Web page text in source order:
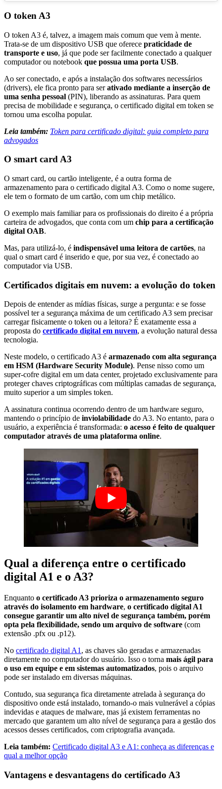
O token A3
O token A3 é, talvez, a imagem mais comum que vem à mente.
Trata-se de um dispositivo USB que oferece praticidade de
transporte e uso, já que pode ser facilmente conectado a qualquer
computador ou notebook que possua uma porta USB.
Ao ser conectado, e após a instalação dos softwares necessários
(drivers), ele fica pronto para serativado mediante a inserção de
uma senha pessoal (PIN), liberando as assinaturas. Para quem
precisa de mobilidade e segurança, o certificado digital em token se
tornou uma escolha popular.
Leia também: Token para certificado digital: guia completo para
advogados
O smart card A3
O smart card, ou cartão inteligente, é a outra forma de
armazenamento para o certificado digital A3. Como o nome sugere,
ele tem o formato de um cartão, com um chip metálico.
O exemplo mais familiar para os profissionais do direito é a própria
carteira de advogados, que conta com um chip para a certificação
digital OAB.
Mas, para utilizá-lo, é indispensável uma leitora de cartões, na
qual o smart card é inserido e que, por sua vez, é conectado ao
computador via USB.
Certificados digitais em nuvem: a evolução do token
Depois de entender as mídias físicas, surge a pergunta: e se fosse
possível ter a segurança máxima de um certificado A3 sem precisar
carregar fisicamente o token ou a leitora? É exatamente essa a
proposta do certificado digital em nuvem, a evolução natural dessa
tecnologia.
Neste modelo, o certificado A3 é armazenado com alta segurança
em HSM (Hardware Security Module). Pense nisso como um
super-cofre digital em um data center, projetado exclusivamente para
proteger chaves criptográficas com múltiplas camadas de segurança,
muito superior a um simples token.
A assinatura continua ocorrendo dentro de um hardware seguro,
mantendo o princípio de inviolabilidade do A3. No entanto, para o
usuário, a experiência é transformada: o acesso é feito de qualquer
computador através de uma plataforma online.
Qual a diferença entre o certificado
digital A1 e o A3?
Enquanto o certificado A3 prioriza o armazenamento seguro
através do isolamento em hardware, o certificado digital A1
consegue garantir um alto nível de segurança também, porém
opta pela flexibilidade, sendo um arquivo de software (com
extensão .pfx ou .p12).
No certificado digital A1 , as chaves são geradas e armazenadas
diretamente no computador do usuário. Isso o torna mais ágil para
o uso em equipe e em sistemas automatizados, pois o arquivo
pode ser instalado em diversas máquinas.
Contudo, sua segurança fica diretamente atrelada à segurança do
dispositivo onde está instalado, tornando-o mais vulnerável a cópias
indevidas e ataques de malware, mas já existem ferramentas no
mercado que garantem um alto nível de segurança para a gestão dos
acessos desses certificados, com criptografia avançada.
Leia também: Certificado digital A3 e A1: conheça as diferenças e
qual a melhor opção
Vantagens e desvantagens do certificado A3